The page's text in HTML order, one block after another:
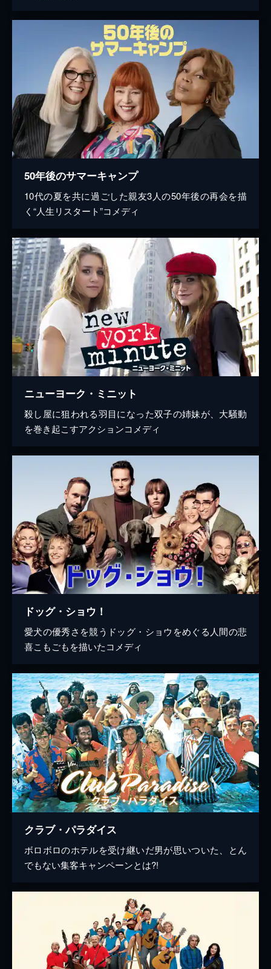
50年後のサマーキャンプ
10代の夏を共に過ごした親友3人の50年後の再会を描
く“人生リスタート”コメディ
ニューヨーク・ミニット
殺し屋に狙われる羽目になった双子の姉妹が、大騒動
を巻き起こすアクションコメディ
ドッグ・ショウ！
愛犬の優秀さを競うドッグ・ショウをめぐる人間の悲
喜こもごもを描いたコメディ
クラブ・パラダイス
ボロボロのホテルを受け継いだ男が思いついた、とん
でもない集客キャンペーンとは?!